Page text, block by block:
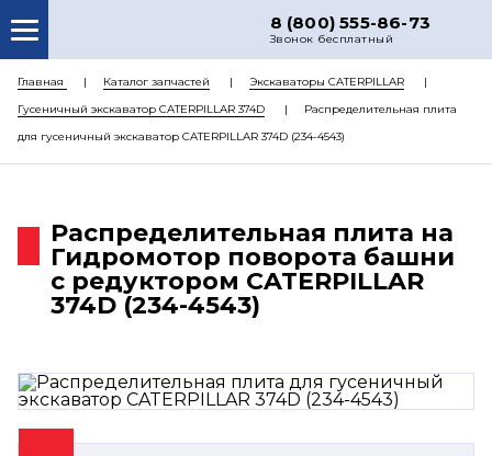
8 (800) 555-86-73
Звонок бесплатный
О НАС
КАТАЛОГ ЗАПЧАСТЕЙ
РЕМОНТ
ЦЕНЫ
КОНТАКТЫ
Главная Каталог запчастей
Экскаваторы CATERPILLAR
Гусеничный экскаватор CATERPILLAR 374D
Распределительная плита
для гусеничный экскаватор CATERPILLAR 374D (234-4543)
Распределительная плита на
Гидромотор поворота башни
с редуктором CATERPILLAR
374D (234-4543)